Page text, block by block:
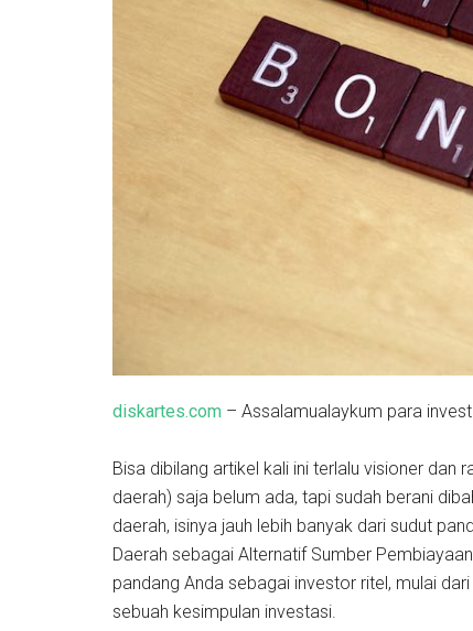
diskartes.com – Assalamualaykum para
Bisa dibilang artikel kali ini terlalu visioner dan
daerah) saja belum ada, tapi sudah berani
daerah, isinya jauh lebih banyak dari sudut
Daerah sebagai Alternatif Sumber
pandang Anda sebagai investor ritel, mulai
sebuah kesimpulan investasi.